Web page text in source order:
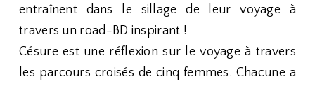
entraînent dans le sillage de leur voyage à
travers un road-BD inspirant !
Césure est une réflexion sur le voyage à travers
les parcours croisés de cinq femmes. Chacune a